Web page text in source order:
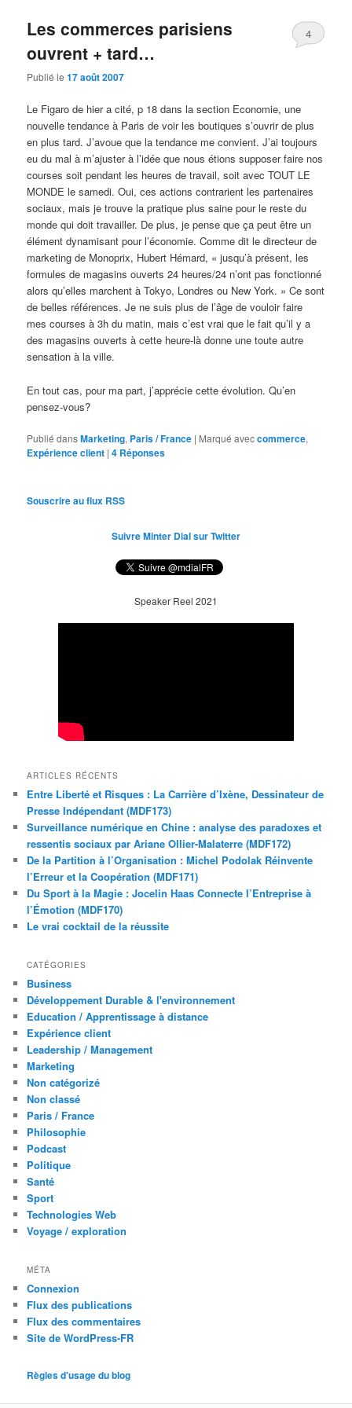
Les commerces parisiens
ouvrent + tard…
Publié le17 août 2007
4
Le Figaro de hier a cité, p 18 dans la section Economie, une
nouvelle tendance à Paris de voir les boutiques s’ouvrir de plus
en plus tard. J’avoue que la tendance me convient. J’ai toujours
eu du mal à m’ajuster à l’idée que nous étions supposer faire nos
courses soit pendant les heures de travail, soit avec TOUT LE
MONDE le samedi. Oui, ces actions contrarient les partenaires
sociaux, mais je trouve la pratique plus saine pour le reste du
monde qui doit travailler. De plus, je pense que ça peut être un
élément dynamisant pour l’économie. Comme dit le directeur de
marketing de Monoprix, Hubert Hémard, « jusqu’à présent, les
formules de magasins ouverts 24 heures/24 n’ont pas fonctionné
alors qu’elles marchent à Tokyo, Londres ou New York. » Ce sont
de belles références. Je ne suis plus de l’âge de vouloir faire
mes courses à 3h du matin, mais c’est vrai que le fait qu’il y a
des magasins ouverts à cette heure-là donne une toute autre
sensation à la ville.
En tout cas, pour ma part, j’apprécie cette évolution. Qu’en
pensez-vous?
Publié dansMarketing, Paris / France | Marqué aveccommerce,
Expérience client |4 Réponses
Souscrire au flux RSS
Suivre Minter Dial sur Twitter
Speaker Reel 2021
ARTICLES RÉCENTS
Entre Liberté et Risques : La Carrière d’Ixène, Dessinateur de
Presse Indépendant (MDF173)
Surveillance numérique en Chine : analyse des paradoxes et
ressentis sociaux par Ariane Ollier-Malaterre (MDF172)
De la Partition à l’Organisation : Michel Podolak Réinvente
l’Erreur et la Coopération (MDF171)
Du Sport à la Magie : Jocelin Haas Connecte l’Entreprise à
l’Émotion (MDF170)
Le vrai cocktail de la réussite
CATÉGORIES
Business
Développement Durable & l'environnement
Education / Apprentissage à distance
Expérience client
Leadership / Management
Marketing
Non catégorizé
Non classé
Paris / France
Philosophie
Podcast
Politique
Santé
Sport
Technologies Web
Voyage / exploration
MÉTA
Connexion
Flux des publications
Flux des commentaires
Site de WordPress-FR
Règles d'usage du blog